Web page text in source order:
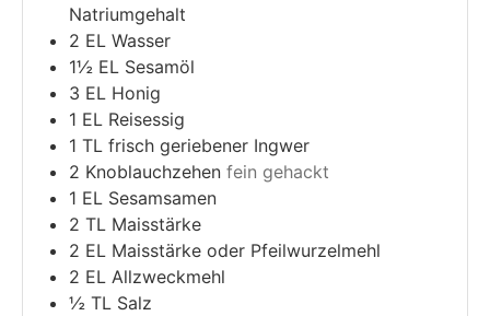
Natriumgehalt
2 EL Wasser
1½ EL Sesamöl
3 EL Honig
1 EL Reisessig
1 TL frisch geriebener Ingwer
2 Knoblauchzehen fein gehackt
1 EL Sesamsamen
2 TL Maisstärke
2 EL Maisstärke oder Pfeilwurzelmehl
2 EL Allzweckmehl
½ TL Salz